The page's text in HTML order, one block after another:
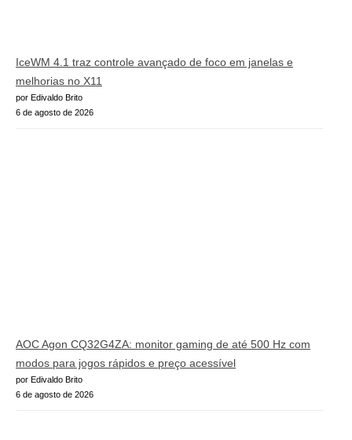
IceWM 4.1 traz controle avançado de foco em janelas e
melhorias no X11
por Edivaldo Brito
6 de agosto de 2026
AOC Agon CQ32G4ZA: monitor gaming de até 500 Hz com
modos para jogos rápidos e preço acessível
por Edivaldo Brito
6 de agosto de 2026